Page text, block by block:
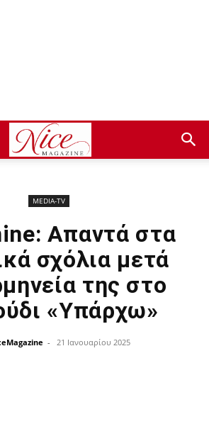
ΜEDIA-TV
Απαντά στα
σχόλια μετά
της στο
«Υπάρχω»
- 21 Ιανουαρίου 2025